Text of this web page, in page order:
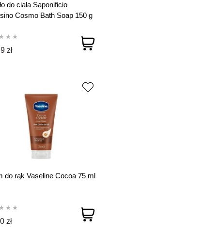
do ciała Saponificio
Cosmo Bath Soap 150 g
zł
do rąk Vaseline Cocoa 75 ml
zł